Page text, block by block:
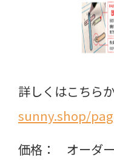
詳しくはこちら
sunny.shop/
価格： オーダ